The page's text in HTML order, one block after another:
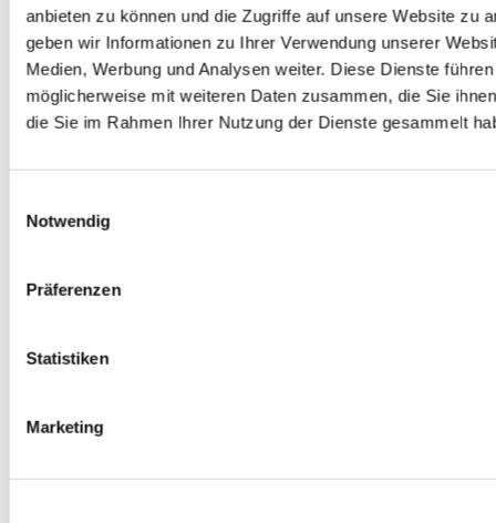
anbieten zu können und die Zugriffe auf unsere Website zu
geben wir Informationen zu Ihrer Verwendung unserer
Medien, Werbung und Analysen weiter. Diese Dienste
möglicherweise mit weiteren Daten zusammen, die Sie
die Sie im Rahmen Ihrer Nutzung der Dienste gesammelt
Notwendig
Präferenzen
Statistiken
Marketing